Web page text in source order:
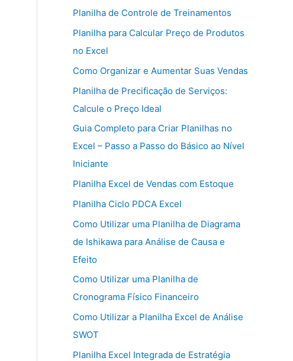
Planilha de Controle de Treinamentos
Planilha para Calcular Preço de Produtos
no Excel
Como Organizar e Aumentar Suas Vendas
Planilha de Precificação de Serviços:
Calcule o Preço Ideal
Guia Completo para Criar Planilhas no
Excel – Passo a Passo do Básico ao Nível
Iniciante
Planilha Excel de Vendas com Estoque
Planilha Ciclo PDCA Excel
Como Utilizar uma Planilha de Diagrama
de Ishikawa para Análise de Causa e
Efeito
Como Utilizar uma Planilha de
Cronograma Físico Financeiro
Como Utilizar a Planilha Excel de Análise
SWOT
Planilha Excel Integrada de Estratégia